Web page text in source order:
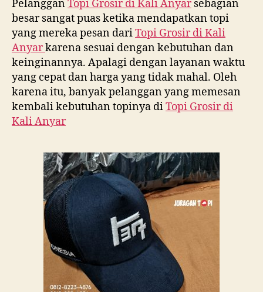
PelangganTopi Grosir diKali Anyarsebagian
besar sangat puas ketika mendapatkan topi
yang mereka pesan dariTopi Grosir diKali
Anyarkarena sesuai dengan kebutuhan dan
keinginannya. Apalagi dengan layanan waktu
yang cepat dan harga yang tidak mahal. Oleh
karena itu, banyak pelanggan yang memesan
kembali kebutuhan topinya diTopi Grosir di
Kali Anyar